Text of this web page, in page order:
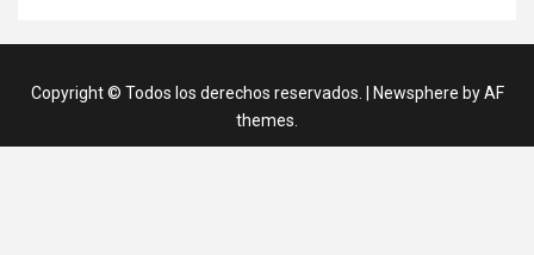
Copyright © Todos los derechos reservados. Newsphere by AF
themes.